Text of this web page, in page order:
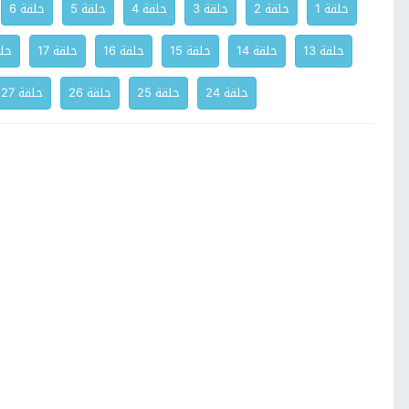
حلقة 1 حلقة 2 حلقة 3 حلقة 4 حلقة 5
حلقة 6
حلقة 13
حلقة 14 حلقة 15 حلقة 16 حلقة 17
حلقة 24
حلقة 25 حلقة 26 حلقة 27